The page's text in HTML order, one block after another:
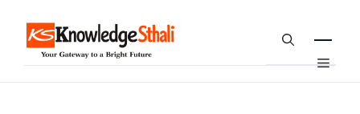
content
Menu